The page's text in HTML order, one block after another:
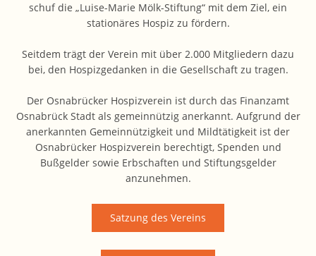
schuf die „Luise-Marie Mölk-Stiftung“ mit dem Ziel, ein
stationäres Hospiz zu fördern.
Seitdem trägt der Verein mit über 2.000 Mitgliedern dazu
bei, den Hospizgedanken in die Gesellschaft zu tragen.
Der Osnabrücker Hospizverein ist durch das Finanzamt
Osnabrück Stadt als gemeinnützig anerkannt. Aufgrund der
anerkannten Gemeinnützigkeit und Mildtätigkeit ist der
Osnabrücker Hospizverein berechtigt, Spenden und
Bußgelder sowie Erbschaften und Stiftungsgelder
anzunehmen.
Satzung des Vereins